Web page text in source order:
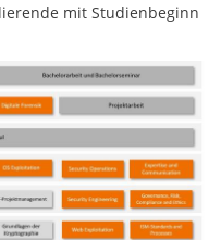
mit Studienbeginn